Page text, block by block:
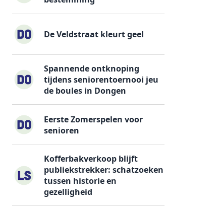
De Veldstraat kleurt geel
Spannende ontknoping
tijdens seniorentoernooi jeu
de boules in Dongen
Eerste Zomerspelen voor
senioren
Kofferbakverkoop blijft
publiekstrekker: schatzoeken
tussen historie en
gezelligheid